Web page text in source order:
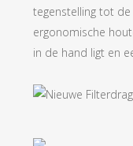
tegenstelling tot
ergonomische
in de hand ligt en